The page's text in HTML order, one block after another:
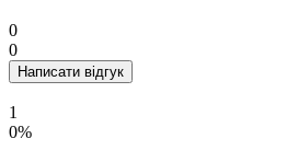
0
0
Написати відгук
1
0%